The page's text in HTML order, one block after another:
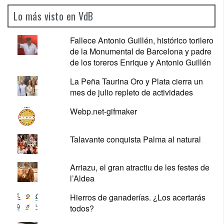
Lo más visto en VdB
Fallece Antonio Guillén, histórico torilero
de la Monumental de Barcelona y padre
de los toreros Enrique y Antonio Guillén
La Peña Taurina Oro y Plata cierra un
mes de julio repleto de actividades
Webp.net-gifmaker
Talavante conquista Palma al natural
Arriazu, el gran atractiu de les festes de
l’Aldea
Hierros de ganaderías. ¿Los acertarás
todos?